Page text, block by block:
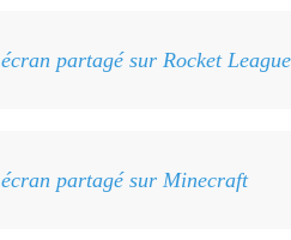
partagé sur Rocket
partagé sur Minecraft